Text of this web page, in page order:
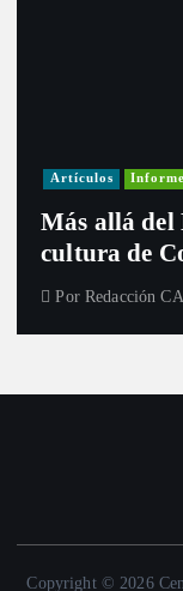
Artículos
Más allá del
cultura de
Por Redacción
Copyright © 2026